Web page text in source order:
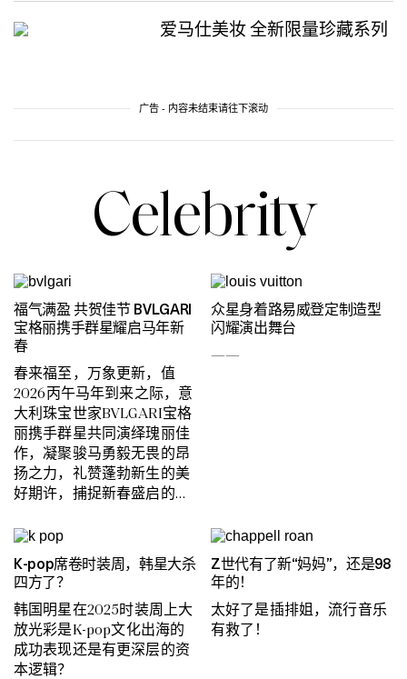
爱马仕美妆 全新限量珍藏系列
广告 - 内容未结束请往下滚动
Celebrity
福气满盈 共贺佳节 BVLGARI
宝格丽携手群星耀启马年新
春
春来福至，万象更新，值
2026丙午马年到来之际，意
大利珠宝世家BVLGARI宝格
丽携手群星共同演绎瑰丽佳
作，凝聚骏马勇毅无畏的昂
扬之力，礼赞蓬勃新生的美
好期许，捕捉新春盛启的璀
众星身着路易威登定制造型
闪耀演出舞台
——
K-pop席卷时装周，韩星大杀
四方了？
韩国明星在2025时装周上大
放光彩是K-pop文化出海的
成功表现还是有更深层的资
本逻辑？
Z世代有了新“妈妈”，还是98
年的！
太好了是插排姐，流行音乐
有救了！